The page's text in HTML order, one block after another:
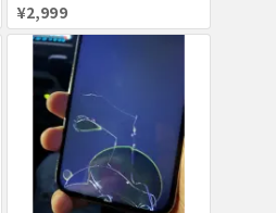
¥2,999